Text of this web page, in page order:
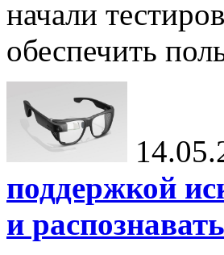
начали
обеспечить
поддержкой
и